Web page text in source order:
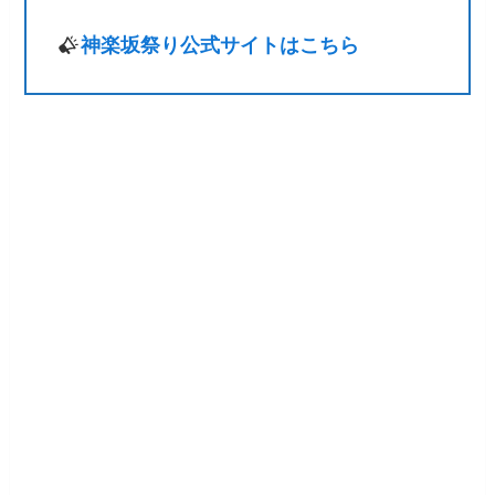
神楽坂祭り公式サイトはこちら